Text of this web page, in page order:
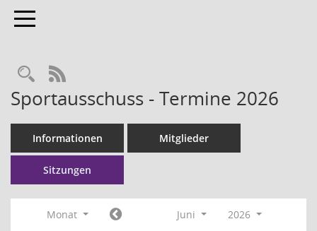
Toggle navigation
RSS-Feed
Sportausschuss - Termine 2026
Informationen Mitglieder
Sitzungen
Monat Juni
2026